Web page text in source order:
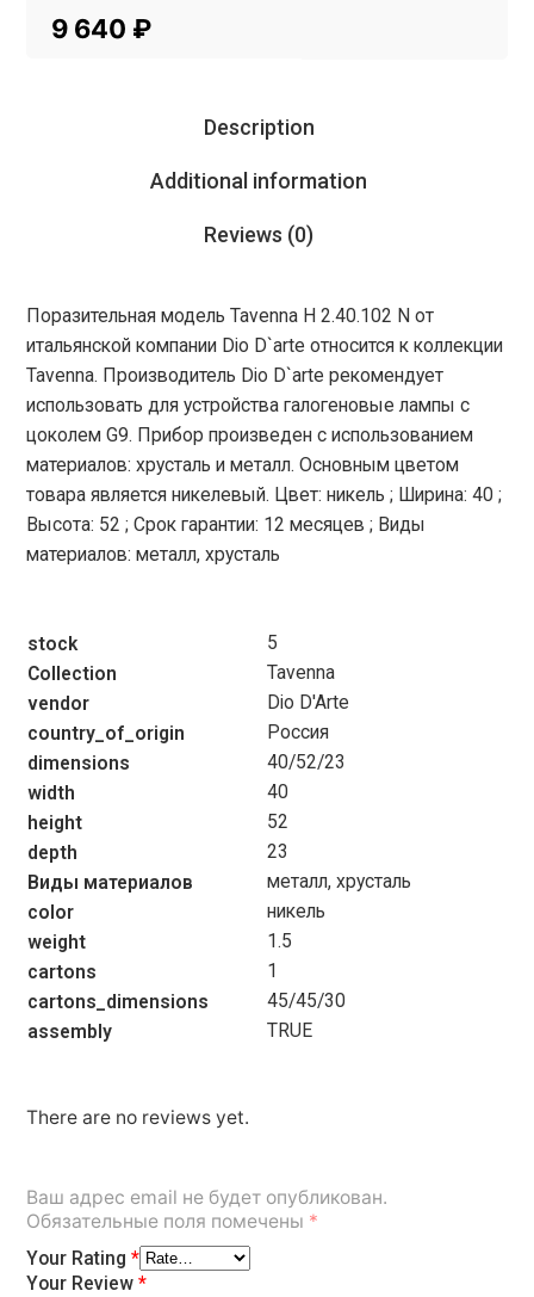
Tag: InMyRoom
9 640 ₽
Description
Additional information
Reviews (0)
Поразительная модель Tavenna H 2.40.102 N от
итальянской компании Dio D`arte относится к коллекции
Tavenna. Производитель Dio D`arte рекомендует
использовать для устройства галогеновые лампы с
цоколем G9. Прибор произведен с использованием
материалов: хрусталь и металл. Основным цветом
товара является никелевый. Цвет: никель ; Ширина: 40 ;
Высота: 52 ; Срок гарантии: 12 месяцев ; Виды
материалов: металл, хрусталь
stock
5
Collection
Tavenna
vendor
Dio D'Arte
country_of_origin
Россия
dimensions
40/52/23
width
40
height
52
depth
23
Виды материалов
металл, хрусталь
color
никель
weight
1.5
cartons
1
cartons_dimensions
45/45/30
assembly
TRUE
There are no reviews yet.
Ваш адрес email не будет опубликован.
Обязательные поля помечены *
Your Rating*
Your Review*